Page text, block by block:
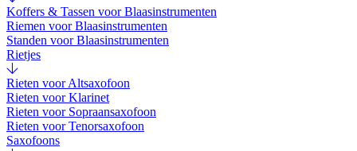
Koffers & Tassen voor Blaasinstrumenten
Riemen voor Blaasinstrumenten
Standen voor Blaasinstrumenten
Rietjes
Rieten voor Altsaxofoon
Rieten voor Klarinet
Rieten voor Sopraansaxofoon
Rieten voor Tenorsaxofoon
Saxofoons